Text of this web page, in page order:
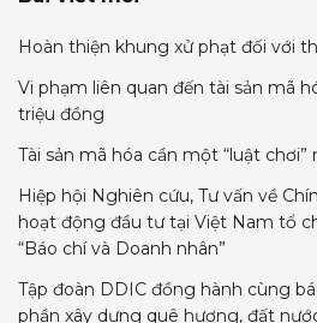
Hoàn thiện khung xử phạt đối với
Vi phạm liên quan đến tài sản mã
triệu đồng
Tài sản mã hóa cần một “luật chơi”
Hiệp hội Nghiên cứu, Tư vấn về
hoạt động đầu tư tại Việt Nam tổ
“Báo chí và Doanh nhân”
Tập đoàn DDIC đồng hành cùng
phần xây dựng quê hương, đất